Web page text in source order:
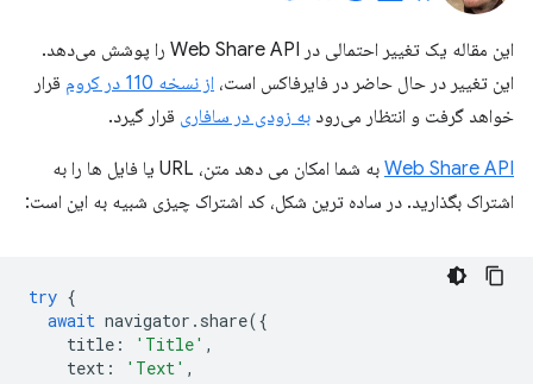
این مقاله یک تغییر احتمالی در Web Share API را پوشش می‌دهد.
این تغییر در حال حاضر در فایرفاکس است، از نسخه 110 در کروم
قرار
خواهد گرفت و انتظار می‌رود به زودی در سافاری قرار گیرد.
Web Share API
به شما امکان می دهد متن، URL یا فایل ها را به
اشتراک بگذارید. در ساده ترین شکل، کد اشتراک چیزی شبیه به این است:
try {
await navigator . share({
title : 'Title' ,
text : 'Text' ,